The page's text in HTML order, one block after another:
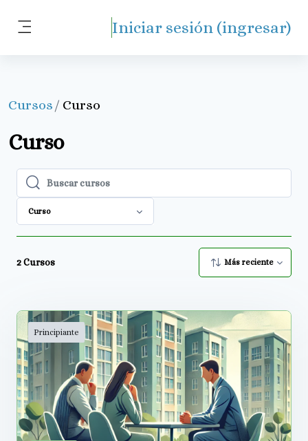
Saltar al contenido principal
Iniciar sesión (ingresar)
Cursos Curso
Curso
Buscar cursos
Buscar cursos
Curso
2Cursos Más reciente
Principiante